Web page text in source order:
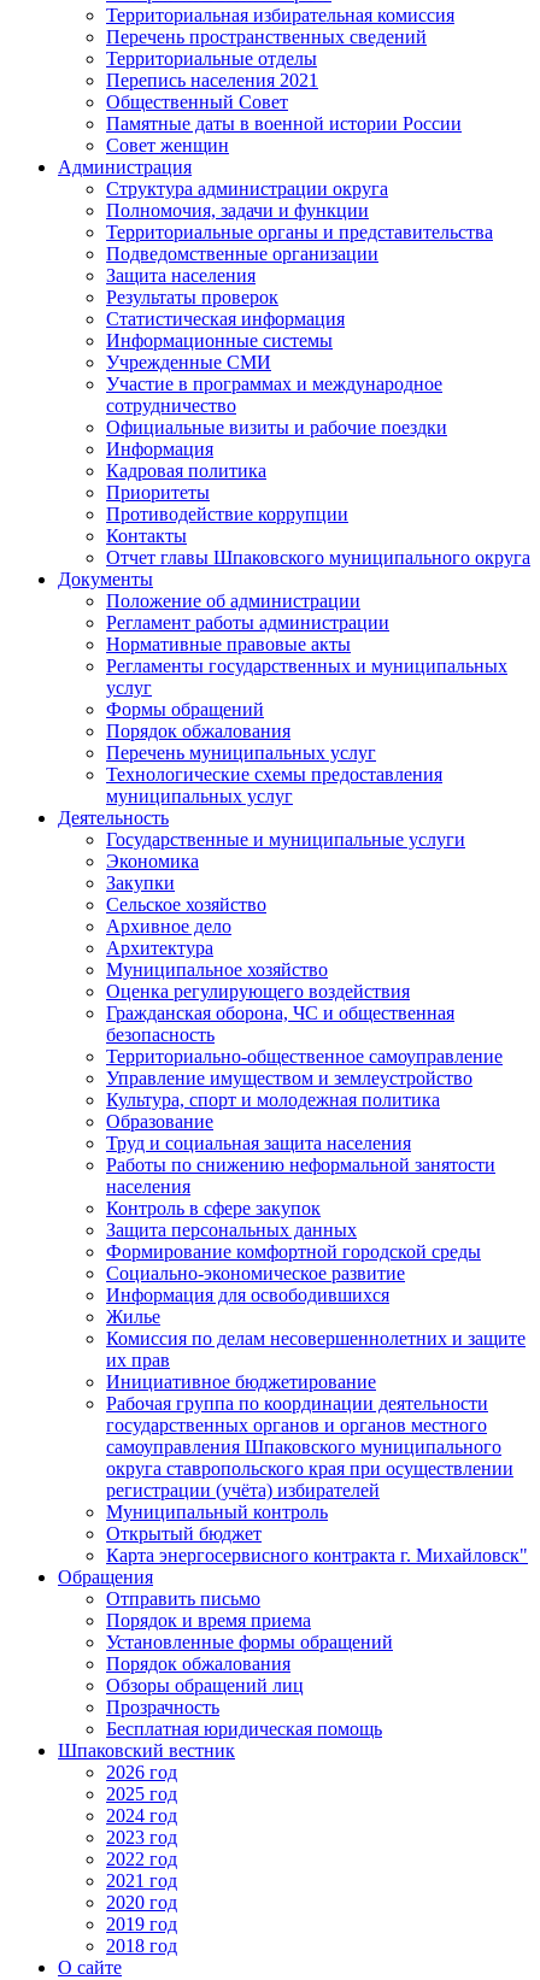
Территориальная избирательная комиссия
Перечень пространственных сведений
Территориальные отделы
Перепись населения 2021
Общественный Совет
Памятные даты в военной истории России
Совет женщин
Администрация
Структура администрации округа
Полномочия, задачи и функции
Территориальные органы и представительства
Подведомственные организации
Защита населения
Результаты проверок
Статистическая информация
Информационные системы
Учрежденные СМИ
Участие в программах и международное
сотрудничество
Официальные визиты и рабочие поездки
Информация
Кадровая политика
Приоритеты
Противодействие коррупции
Контакты
Отчет главы Шпаковского муниципального округа
Документы
Положение об администрации
Регламент работы администрации
Нормативные правовые акты
Регламенты государственных и муниципальных
услуг
Формы обращений
Порядок обжалования
Перечень муниципальных услуг
Технологические схемы предоставления
муниципальных услуг
Деятельность
Государственные и муниципальные услуги
Экономика
Закупки
Сельское хозяйство
Архивное дело
Архитектура
Муниципальное хозяйство
Оценка регулирующего воздействия
Гражданская оборона, ЧС и общественная
безопасность
Территориально-общественное самоуправление
Управление имуществом и землеустройство
Культура, спорт и молодежная политика
Образование
Труд и социальная защита населения
Работы по снижению неформальной занятости
населения
Контроль в сфере закупок
Защита персональных данных
Формирование комфортной городской среды
Социально-экономическое развитие
Информация для освободившихся
Жилье
Комиссия по делам несовершеннолетних и защите
их прав
Инициативное бюджетирование
Рабочая группа по координации деятельности
государственных органов и органов местного
самоуправления Шпаковского муниципального
округа ставропольского края при осуществлении
регистрации (учёта) избирателей
Муниципальный контроль
Открытый бюджет
Карта энергосервисного контракта г. Михайловск"
Обращения
Отправить письмо
Порядок и время приема
Установленные формы обращений
Порядок обжалования
Обзоры обращений лиц
Прозрачность
Бесплатная юридическая помощь
Шпаковский вестник
2026 год
2025 год
2024 год
2023 год
2022 год
2021 год
2020 год
2019 год
2018 год
О сайте